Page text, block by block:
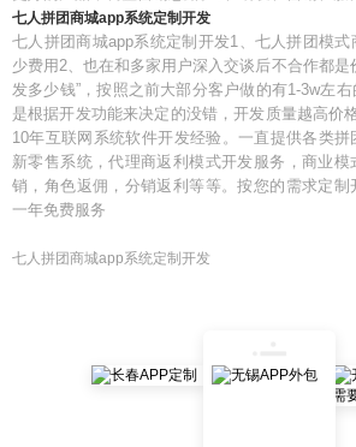
七人拼团商城app系统定制开发
七人拼团商城app系统定制开发1、七人拼团模
少费用2、也在和多家用户深入交谈后不合作都是
发多少钱”，按照之前大部分客户做的有1-3w左
是根据开发功能来决定的没错，开发质量越高价
10年互联网系统软件开发经验。一直提供各类拼
新零售系统，代理商返利模式开发服务，商业
销，角色返佣，分销返利等等。按您的需求定
一年免费服务
七人拼团商城app系统定制开发